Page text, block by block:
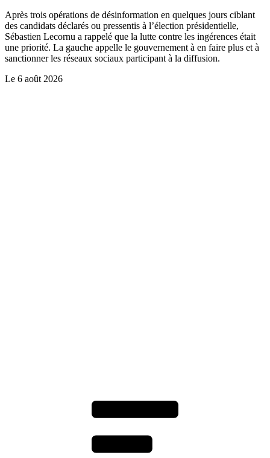
Après trois opérations de désinformation en quelques jours ciblant
des candidats déclarés ou pressentis à l’élection présidentielle,
Sébastien Lecornu a rappelé que la lutte contre les ingérences était
une priorité. La gauche appelle le gouvernement à en faire plus et à
sanctionner les réseaux sociaux participant à la diffusion.
Le 6 août 2026